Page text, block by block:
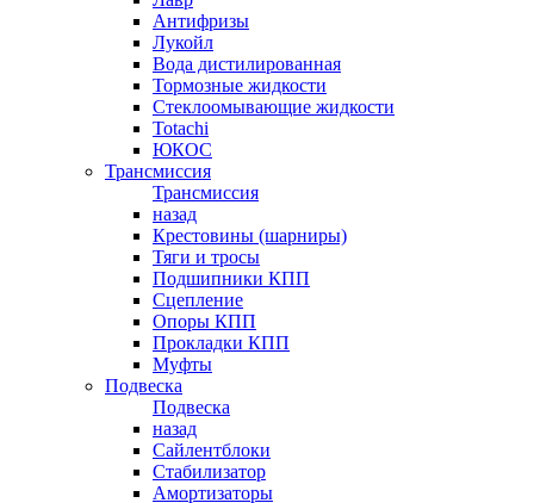
Антифризы
Лукойл
Вода дистилированная
Тормозные жидкости
Стеклоомывающие жидкости
Totachi
ЮКОС
Трансмиссия
Трансмиссия
назад
Крестовины (шарниры)
Тяги и тросы
Подшипники КПП
Сцепление
Опоры КПП
Прокладки КПП
Муфты
Подвеска
Подвеска
назад
Сайлентблоки
Стабилизатор
Амортизаторы